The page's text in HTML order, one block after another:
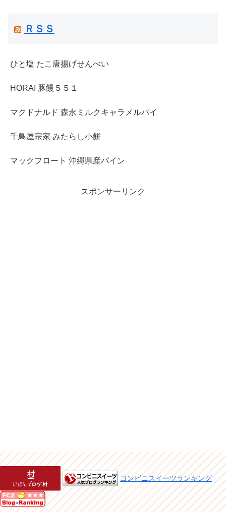
ＲＳＳ
ひと塩 たこ唐揚げせんべい
HORAI 豚饅５５１
マクドナルド 森永ミルクキャラメルパイ
千鳥屋宗家 みたらし小餅
マックフロート 沖縄県産パイン
スポンサーリンク
コンビニスイーツランキング